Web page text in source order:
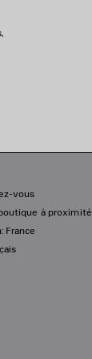
vous
à proximité
France